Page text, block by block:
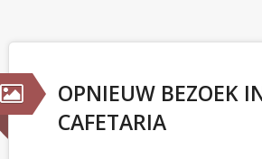
OPNIEUW BEZOEK IN
CAFETARIA